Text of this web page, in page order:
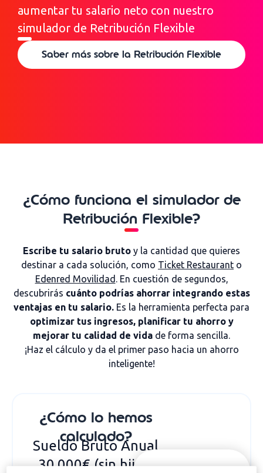
aumentar tu salario neto con nuestro
simulador de Retribución Flexible
Saber más sobre la Retribución Flexible
¿Cómo funciona el simulador de
Retribución Flexible?
Escribe tu salario bruto y la cantidad que quieres
destinar a cada solución, como Ticket Restaurant o
Edenred Movilidad . En cuestión de segundos,
descubrirás cuánto podrías ahorrar integrando estas
ventajas en tu salario. Es la herramienta perfecta para
optimizar tus ingresos, planificar tu ahorro y
mejorar tu calidad de vida de forma sencilla.
¡Haz el cálculo y da el primer paso hacia un ahorro
inteligente!
¿Cómo lo hemos
calculado?
Sueldo Bruto Anual
30.000€ (sin hijos)